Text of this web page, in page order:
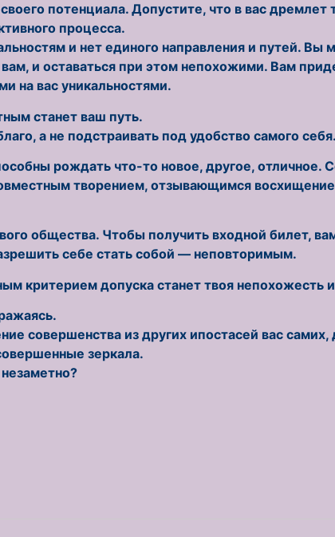
потенциала. Допустите, что в вас
процесса.
и нет единого направления и путей. Вы
и оставаться при этом непохожими. Вам
на вас уникальностями.
станет ваш путь.
а не подстраивать под удобство самого себя.
рождать что-то новое, другое, отличное.
творением, отзывающимся
общества. Чтобы получить входной билет,
себе стать собой — неповторимым.
критерием допуска станет твоя непохожесть
совершенства из других ипостасей вас самих,
зеркала.